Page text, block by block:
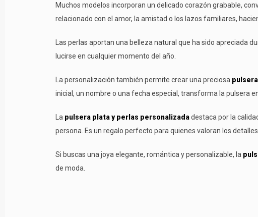
Muchos modelos incorporan un delicado corazón grabable,
relacionado con el amor, la amistad o los lazos familiares,
Las perlas aportan una belleza natural que ha sido apreciada
lucirse en cualquier momento del año.
La personalización también permite crear una preciosa
inicial, un nombre o una fecha especial, transforma la pulsera
La pulsera plata y perlas personalizadadestaca por la
persona. Es un regalo perfecto para quienes valoran los
Si buscas una joya elegante, romántica y personalizable, la
de moda.